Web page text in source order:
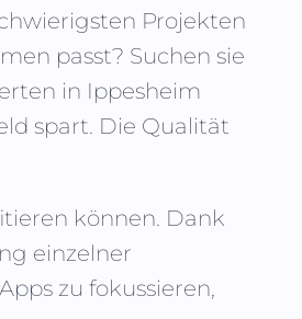
Projekten
passt? Suchen sie
in Ippesheim
spart. Die Qualität
können. Dank
einzelner
zu fokussieren,